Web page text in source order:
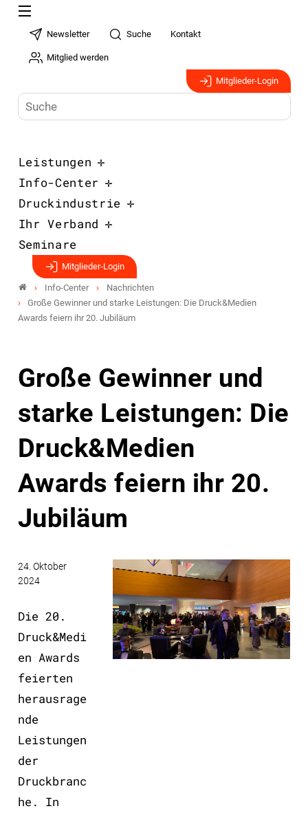
Newsletter Suche Kontakt
Mitglied werden
Mitglieder-Login
Leistungen
Info-Center
Druckindustrie
Ihr Verband
Seminare
Mitglieder-Login
Info-Center
Nachrichten
Große Gewinner und starke Leistungen: Die Druck&Medien
Awards feiern ihr 20. Jubiläum
Große Gewinner und
starke Leistungen: Die
Druck&Medien
Awards feiern ihr 20.
Jubiläum
24. Oktober
2024
Die 20.
Druck&Medi
en Awards
feierten
herausrage
nde
Leistungen
der
Druckbranc
he. In